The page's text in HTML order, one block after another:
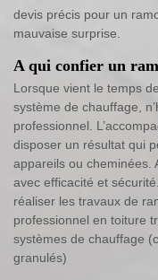
devis précis pour un
mauvaise surprise.
A qui confier un
Lorsque vient le temps
système de chauffage,
professionnel.
disposer un résultat qui
appareils ou cheminées.
avec efficacité et
réaliser les travaux de
professionnel en toiture
systèmes de chauffage
granulés)